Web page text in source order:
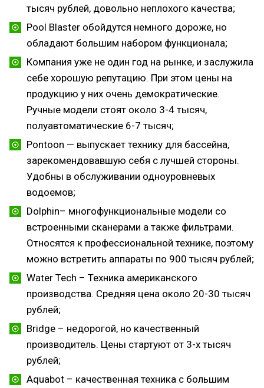
тысяч рублей, довольно неплохого качества;
Pool Blaster обойдутся немного дороже, но
обладают большим набором функционала;
Компания уже не один год на рынке, и заслужила
себе хорошую репутацию. При этом цены на
продукцию у них очень демократические.
Ручные модели стоят около 3-4 тысяч,
полуавтоматические 6-7 тысяч;
Pontoon — выпускает технику для бассейна,
зарекомендовавшую себя с лучшей стороны.
Удобны в обслуживании одноуровневых
водоемов;
Dolphin– многофункциональные модели со
встроенными сканерами а также фильтрами.
Относятся к профессиональной технике, поэтому
можно встретить аппараты по 900 тысяч рублей;
Water Tech – Техника американского
производства. Средняя цена около 20-30 тысяч
рублей;
Bridge – недорогой, но качественный
производитель. Цены стартуют от 3-х тысяч
рублей;
Aquabot – качественная техника с большим